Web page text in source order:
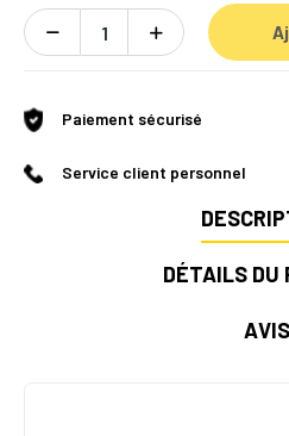
Paiement sécurisé
Service client personnel
DÉTAILS DU
AVIS